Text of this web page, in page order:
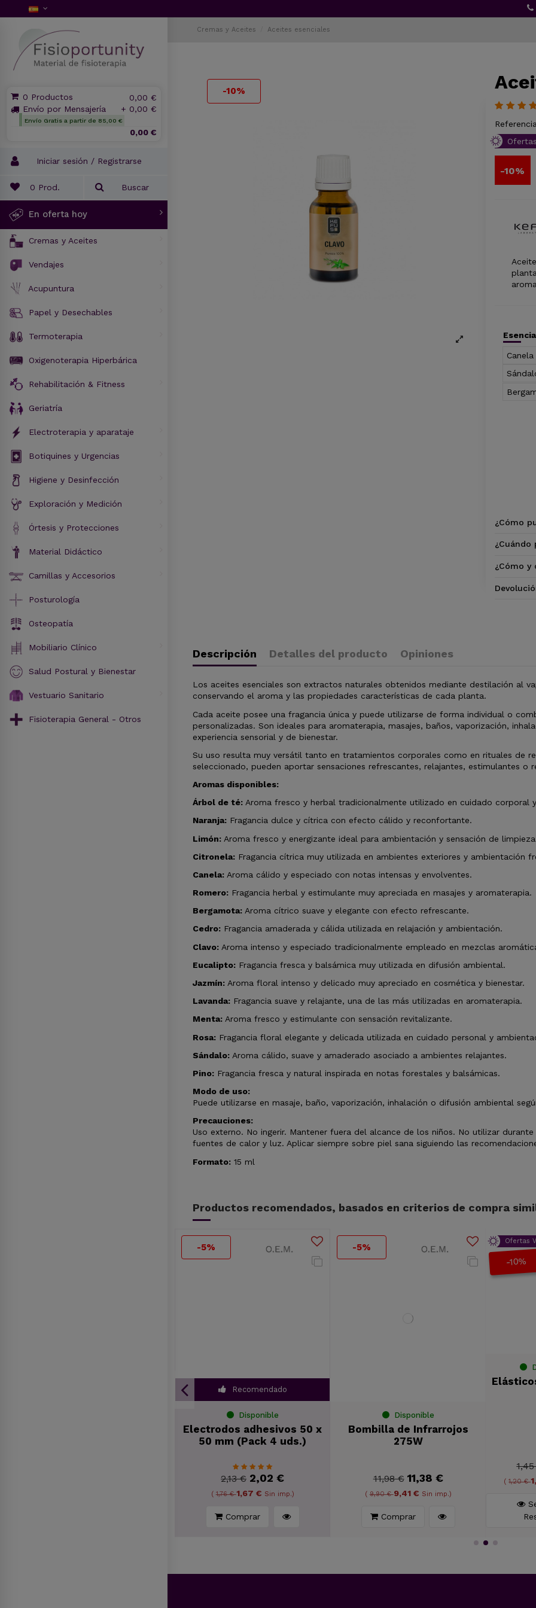
0 Productos
0,00 €
Envío por Mensajería
+ 0,00 €
Envío Gratis a partir de 85,00 €
0,00 €
Iniciar sesión / Registrarse
0 Prod. Buscar
En oferta hoy
Cremas y Aceites
Vendajes
Acupuntura
Papel y Desechables
Termoterapia
Oxigenoterapia Hiperbárica
Rehabilitación & Fitness
Geriatría
Electroterapia y aparataje
Botiquines y Urgencias
Higiene y Desinfección
Exploración y Medición
Órtesis y Protecciones
Material Didáctico
Camillas y Accesorios
Posturología
Osteopatía
Mobiliario Clínico
Salud Postural y Bienestar
Vestuario Sanitario
Fisioterapia General - Otros
Cremas y Aceites Aceites esenciales
-10%
-10%
Esencia
Canela
¿Cómo
¿Cuándo
¿Cómo y
Descripción Detalles del producto Opiniones
Los aceites esenciales son extractos naturales obtenidos mediante destilación al
conservando el aroma y las propiedades características de cada planta.
Cada aceite posee una fragancia única y puede utilizarse de forma individual o
personalizadas. Son ideales para aromaterapia, masajes, baños, vaporización,
experiencia sensorial y de bienestar.
Su uso resulta muy versátil tanto en tratamientos corporales como en rituales de
seleccionado, pueden aportar sensaciones refrescantes, relajantes, estimulantes o
Aromas disponibles:
Árbol de té:Aroma fresco y herbal tradicionalmente utilizado en cuidado corporal
Naranja:Fragancia dulce y cítrica con efecto cálido y reconfortante.
Limón:Aroma fresco y energizante ideal para ambientación y sensación de
Citronela:Fragancia cítrica muy utilizada en ambientes exteriores y ambientación
Canela:Aroma cálido y especiado con notas intensas y envolventes.
Romero:Fragancia herbal y estimulante muy apreciada en masajes y aromaterapia.
Bergamota:Aroma cítrico suave y elegante con efecto refrescante.
Cedro:Fragancia amaderada y cálida utilizada en relajación y ambientación.
Clavo:Aroma intenso y especiado tradicionalmente empleado en mezclas
Eucalipto:Fragancia fresca y balsámica muy utilizada en difusión ambiental.
Jazmín:Aroma floral intenso y delicado muy apreciado en cosmética y bienestar.
Lavanda:Fragancia suave y relajante, una de las más utilizadas en aromaterapia.
Menta:Aroma fresco y estimulante con sensación revitalizante.
Rosa:Fragancia floral elegante y delicada utilizada en cuidado personal y
Sándalo:Aroma cálido, suave y amaderado asociado a ambientes relajantes.
Pino:Fragancia fresca y natural inspirada en notas forestales y balsámicas.
Modo de uso:
Puede utilizarse en masaje, baño, vaporización, inhalación o difusión ambiental
Precauciones:
Uso externo. No ingerir. Mantener fuera del alcance de los niños. No utilizar
fuentes de calor y luz. Aplicar siempre sobre piel sana siguiendo las
Formato:15 ml
Productos recomendados, basados en criterios de compra
-5%
Recomendado
Disponible
Electrodos adhesivos 50 x
50 mm (Pack 4 uds.)
2,13 € 2,02 €
(1,76 €1,67 € Sin imp.)
Comprar
-5%
Disponible
Bombilla de Infrarrojos
275W
11,98 € 11,38 €
(9,90 €9,41 € Sin imp.)
Comprar
Ofertas
-10%